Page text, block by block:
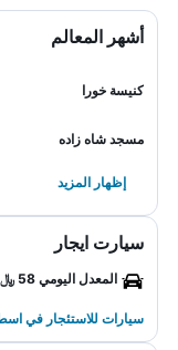
أشهر المعالم
كنيسة خورا
مسجد شاه زاده
إظهار المزيد
سيارت ايجار
المعدل اليومي 58 ﷼
سيارات للاستئجار في